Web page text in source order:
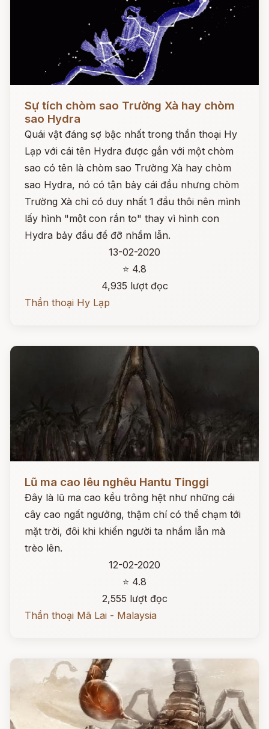
Sự tích chòm sao Trường Xà hay chòm
sao Hydra
Quái vật đáng sợ bậc nhất trong thần thoại Hy
Lạp với cái tên Hydra được gắn với một chòm
sao có tên là chòm sao Trường Xà hay chòm
sao Hydra, nó có tận bảy cái đầu nhưng chòm
Trường Xà chỉ có duy nhất 1 đầu thôi nên mình
lấy hình "một con rắn to" thay vì hình con
Hydra bảy đầu để đỡ nhầm lẫn.
13-02-2020
⭐ 4.8
4,935 lượt đọc
Thần thoại Hy Lạp
Lũ ma cao lêu nghêu Hantu Tinggi
Đây là lũ ma cao kều trông hệt như những cái
cây cao ngất ngưởng, thậm chí có thể chạm tới
mặt trời, đôi khi khiến người ta nhầm lẫn mà
trèo lên.
12-02-2020
⭐ 4.8
2,555 lượt đọc
Thần thoại Mã Lai - Malaysia